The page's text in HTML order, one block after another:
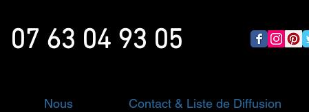
07 63 04 93 05
Nous Contact & Liste de Diffusion